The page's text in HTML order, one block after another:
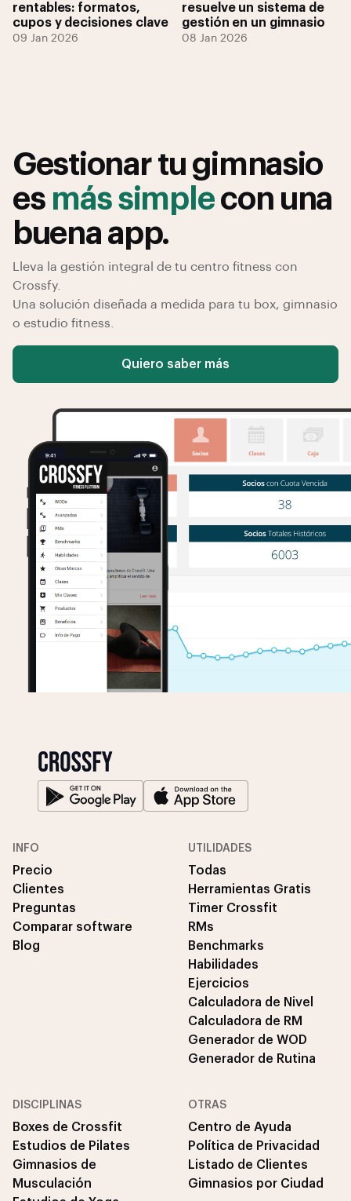
rentables: formatos,
cupos y decisiones clave
09 Jan 2026
resuelve un sistema de
gestión en un gimnasio
08 Jan 2026
Gestionar tu gimnasio
es más simplecon una
buena app.
Lleva la gestión integral de tu centro fitness con
Crossfy.
Una solución diseñada a medida para tu box, gimnasio
o estudio fitness.
Quiero saber más
INFO
Precio
Clientes
Preguntas
Comparar software
Blog
UTILIDADES
Todas
Herramientas Gratis
Timer Crossfit
RMs
Benchmarks
Habilidades
Ejercicios
Calculadora de Nivel
Calculadora de RM
Generador de WOD
Generador de Rutina
DISCIPLINAS
Boxes de Crossfit
Estudios de Pilates
Gimnasios de
Musculación
OTRAS
Centro de Ayuda
Política de Privacidad
Listado de Clientes
Gimnasios por Ciudad